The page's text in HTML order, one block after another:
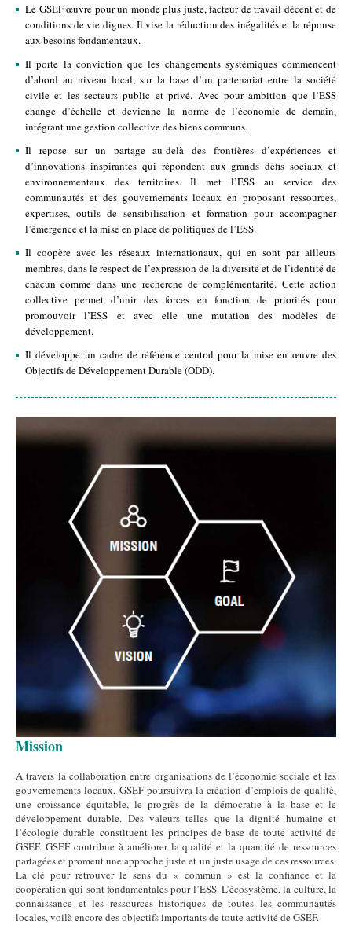
Le GSEF œuvre pour un monde plus juste, facteur de travail décent et de
conditions de vie dignes. Il vise la réduction des inégalités et la réponse
aux besoins fondamentaux.
Il porte la conviction que les changements systémiques commencent
d’abord au niveau local, sur la base d’un partenariat entre la société
civile et les secteurs public et privé. Avec pour ambition que l’ESS
change d’échelle et devienne la norme de l’économie de demain,
intégrant une gestion collective des biens communs.
Il repose sur un partage au-delà des frontières d’expériences et
d’innovations inspirantes qui répondent aux grands défis sociaux et
environnementaux des territoires. Il met l’ESS au service des
communautés et des gouvernements locaux en proposant ressources,
expertises, outils de sensibilisation et formation pour accompagner
l’émergence et la mise en place de politiques de l’ESS.
Il coopère avec les réseaux internationaux, qui en sont par ailleurs
membres, dans le respect de l’expression de la diversité et de l’identité de
chacun comme dans une recherche de complémentarité. Cette action
collective permet d’unir des forces en fonction de priorités pour
promouvoir l’ESS et avec elle une mutation des modèles de
développement.
Il développe un cadre de référence central pour la mise en œuvre des
Objectifs de Développement Durable (ODD).
introduction_02.jpg
Mission
A travers la collaboration entre organisations de l’économie sociale et les
gouvernements locaux, GSEF poursuivra la création d’emplois de qualité,
une croissance équitable, le progrès de la démocratie à la base et le
développement durable. Des valeurs telles que la dignité humaine et
l’écologie durable constituent les principes de base de toute activité de
GSEF. GSEF contribue à améliorer la qualité et la quantité de ressources
partagées et promeut une approche juste et un juste usage de ces ressources.
La clé pour retrouver le sens du « commun » est la confiance et la
coopération qui sont fondamentales pour l’ESS. L’écosystème, la culture, la
connaissance et les ressources historiques de toutes les communautés
locales, voilà encore des objectifs importants de toute activité de GSEF.